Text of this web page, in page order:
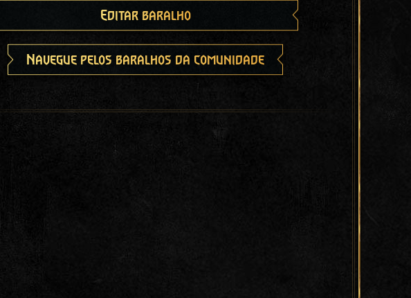
Editar baralho
Navegue pelos baralhos da comunidade